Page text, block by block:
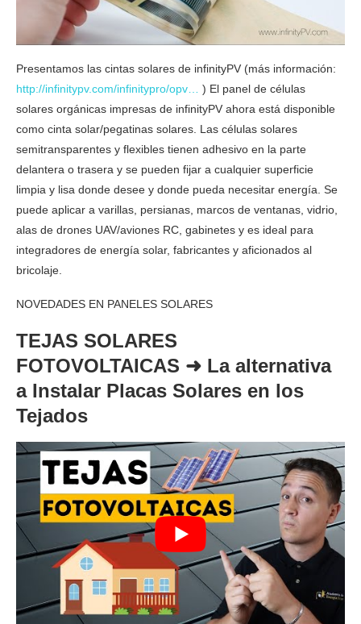
Presentamos las cintas solares de infinityPV (más información:
http://infinitypv.com/infinitypro/opv…
) El panel de células
solares orgánicas impresas de infinityPV ahora está disponible
como cinta solar/pegatinas solares. Las células solares
semitransparentes y flexibles tienen adhesivo en la parte
delantera o trasera y se pueden fijar a cualquier superficie
limpia y lisa donde desee y donde pueda necesitar energía. Se
puede aplicar a varillas, persianas, marcos de ventanas, vidrio,
alas de drones UAV/aviones RC, gabinetes y es ideal para
integradores de energía solar, fabricantes y aficionados al
bricolaje.
NOVEDADES EN PANELES SOLARES
TEJAS SOLARES
FOTOVOLTAICAS ➜ La alternativa
a Instalar Placas Solares en los
Tejados